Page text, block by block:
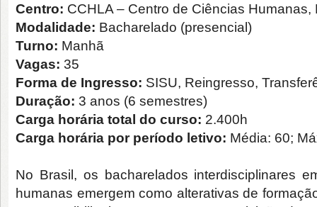
Centro: CCHLA – Centro de Ciências Humanas,
Modalidade: Bacharelado (presencial)
Turno: Manhã
Vagas: 35
Forma de Ingresso: SISU, Reingresso,
Duração: 3 anos (6 semestres)
Carga horária total do curso: 2.400h
Carga horária por período letivo: Média: 60;
No Brasil, os bacharelados interdisciplinares
humanas emergem como alterativas de